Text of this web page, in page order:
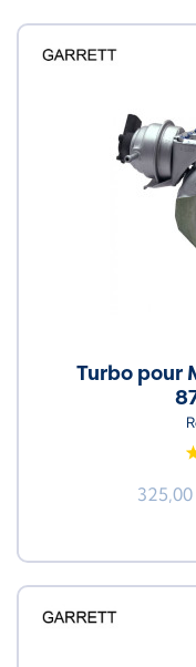
Turbo pour
325,00